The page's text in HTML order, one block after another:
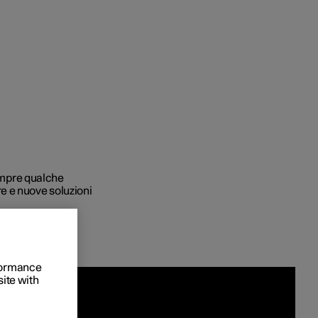
e aziende
qualche
e nuove soluzioni
with